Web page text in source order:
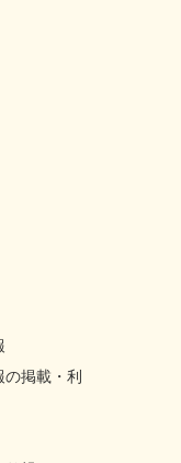
掲載・利